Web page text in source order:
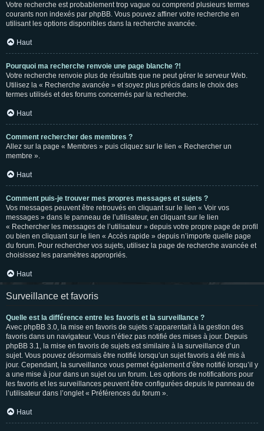
Votre recherche est probablement trop vague ou comprend plusieurs termes
courants non indexés par phpBB. Vous pouvez affiner votre recherche en
utilisant les options disponibles dans la recherche avancée.
Haut
Pourquoi ma recherche renvoie une page blanche ?!
Votre recherche renvoie plus de résultats que ne peut gérer le serveur Web.
Utilisez la « Recherche avancée » et soyez plus précis dans le choix des
termes utilisés et des forums concernés par la recherche.
Haut
Comment rechercher des membres ?
Allez sur la page « Membres » puis cliquez sur le lien « Rechercher un
membre ».
Haut
Comment puis-je trouver mes propres messages et sujets ?
Vos messages peuvent être retrouvés en cliquant sur le lien « Voir vos
messages » dans le panneau de l’utilisateur, en cliquant sur le lien
« Rechercher les messages de l’utilisateur » depuis votre propre page de profil
ou bien en cliquant sur le lien « Accès rapide » depuis n’importe quelle page
du forum. Pour rechercher vos sujets, utilisez la page de recherche avancée et
choisissez les paramètres appropriés.
Haut
Surveillance et favoris
Quelle est la différence entre les favoris et la surveillance ?
Avec phpBB 3.0, la mise en favoris de sujets s’apparentait à la gestion des
favoris dans un navigateur. Vous n’étiez pas notifié des mises à jour. Depuis
phpBB 3.1, la mise en favoris de sujets est similaire à la surveillance d’un
sujet. Vous pouvez désormais être notifié lorsqu’un sujet favoris a été mis à
jour. Cependant, la surveillance vous permet également d’être notifié lorsqu’il y
a une mise à jour dans un sujet ou un forum. Les options de notifications pour
les favoris et les surveillances peuvent être configurées depuis le panneau de
l’utilisateur dans l’onglet « Préférences du forum ».
Haut